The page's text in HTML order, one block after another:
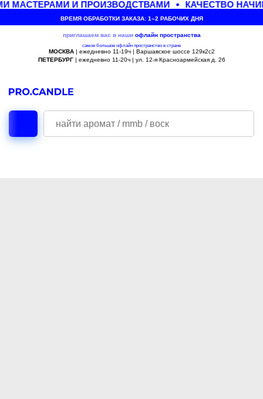
МАСТЕРАМИ И ПРОИЗВОДСТВАМИ КАЧЕСТВО
ВРЕМЯ ОБРАБОТКИ ЗАКАЗА: 1–2 РАБОЧИХ ДНЯ
приглашаем вас в наши офлайн пространства
самое большое офлайн пространство в стране
МОСКВА| ежедневно 11-19ч | Варшавское шоссе 129к2с2
ПЕТЕРБУРГ| ежедневно 11-20ч | ул. 12-я Красноармейская д. 26